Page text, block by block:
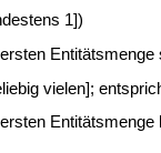
1])
Entitätsmenge
vielen];
Entitätsmenge